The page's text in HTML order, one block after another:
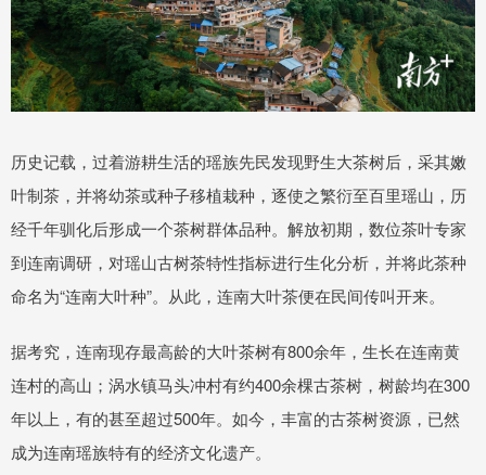
历史记载，过着游耕生活的瑶族先民发现野生大茶树后，采其嫩
叶制茶，并将幼茶或种子移植栽种，逐使之繁衍至百里瑶山，历
经千年驯化后形成一个茶树群体品种。解放初期，数位茶叶专家
到连南调研，对瑶山古树茶特性指标进行生化分析，并将此茶种
命名为“连南大叶种”。从此，连南大叶茶便在民间传叫开来。
据考究，连南现存最高龄的大叶茶树有800余年，生长在连南黄
连村的高山；涡水镇马头冲村有约400余棵古茶树，树龄均在300
年以上，有的甚至超过500年。如今，丰富的古茶树资源，已然
成为连南瑶族特有的经济文化遗产。